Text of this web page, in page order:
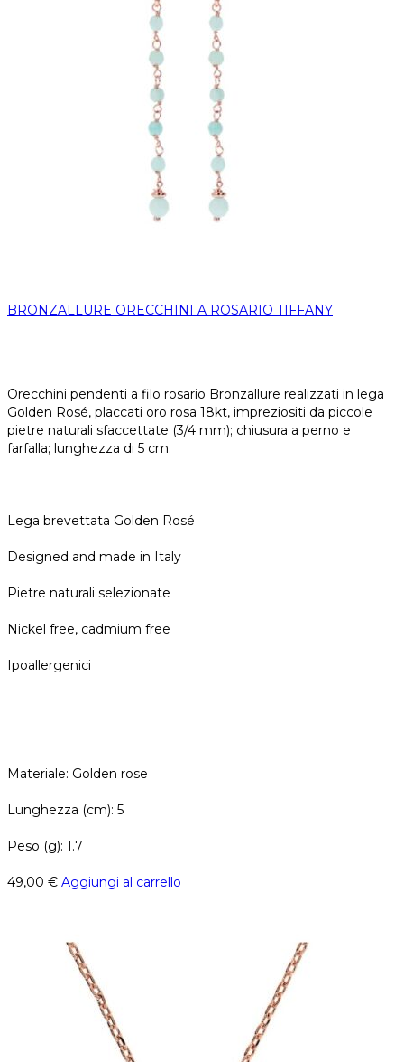
BRONZALLURE ORECCHINI A ROSARIO TIFFANY
Orecchini pendenti a filo rosario Bronzallure realizzati in lega
Golden Rosé, placcati oro rosa 18kt, impreziositi da piccole
pietre naturali sfaccettate (3/4 mm); chiusura a perno e
farfalla; lunghezza di 5 cm.
Lega brevettata Golden Rosé
Designed and made in Italy
Pietre naturali selezionate
Nickel free, cadmium free
Ipoallergenici
Materiale: Golden rose
Lunghezza (cm): 5
Peso (g): 1.7
49,00 € Aggiungi al carrello